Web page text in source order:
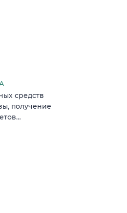
средств
получение